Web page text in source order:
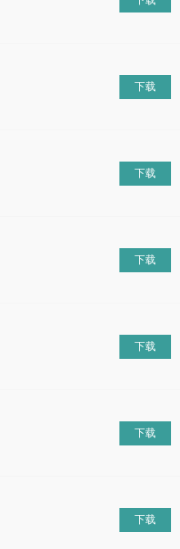
下载
下载
下载
下载
下载
下载